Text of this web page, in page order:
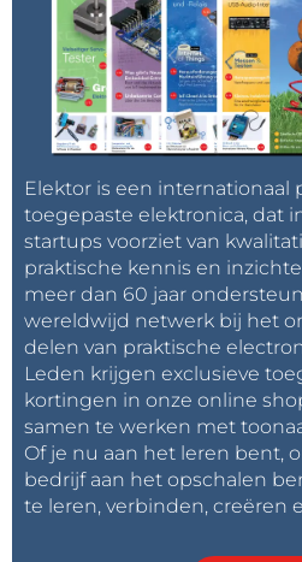
Elektor is een internationaal
toegepaste elektronica, dat
startups voorziet van
praktische kennis en
meer dan 60 jaar
wereldwijd netwerk bij het
delen van praktische
Leden krijgen exclusieve
kortingen in onze online
samen te werken met
Of je nu aan het leren bent,
bedrijf aan het opschalen
te leren, verbinden, creëren